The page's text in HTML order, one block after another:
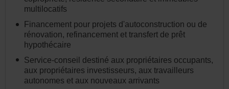
multilocatifs
Financement pour projets d'autoconstruction ou de
rénovation, refinancement et transfert de prêt
hypothécaire
Service-conseil destiné aux propriétaires occupants,
aux propriétaires investisseurs, aux travailleurs
autonomes et aux nouveaux arrivants
d'État
et
langue
dans